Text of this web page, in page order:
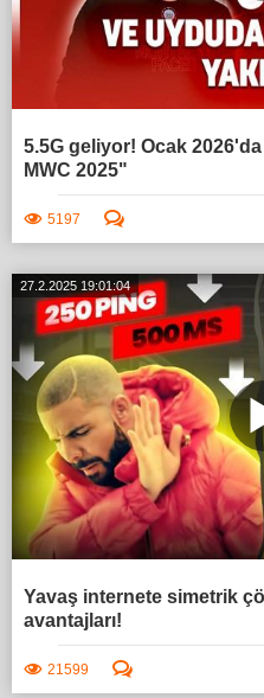
5.5G geliyor! Ocak
MWC 2025"
5197
27.2.2025 19:01:04
Yavaş internete simetrik
avantajları!
21599